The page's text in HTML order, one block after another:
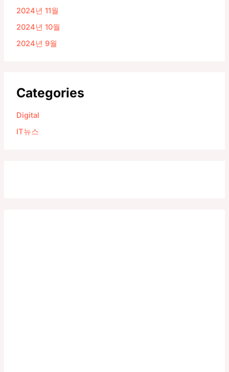
2024년 11월
2024년 10월
2024년 9월
Categories
Digital
IT뉴스